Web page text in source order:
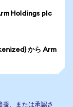
Holdings plc
から Arm
、または承認さ